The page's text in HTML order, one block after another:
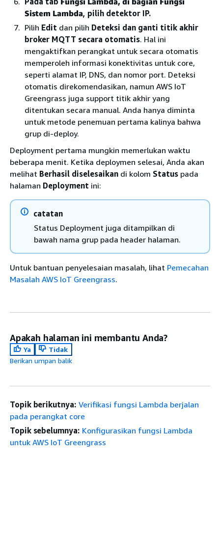
Sistem Lambda, pilih detektor IP.
Pilih Edit dan pilih Deteksi dan ganti titik akhir
broker MQTT secara otomatis. Hal ini
mengaktifkan perangkat untuk secara otomatis
memperoleh informasi konektivitas untuk core,
seperti alamat IP, DNS, dan nomor port. Deteksi
otomatis direkomendasikan, namun AWS IoT
Greengrass juga support titik akhir yang
ditentukan secara manual. Anda hanya diminta
untuk metode penemuan pertama kalinya bahwa
grup di-deploy.
Deployment pertama mungkin memerlukan waktu
beberapa menit. Ketika deploymen selesai, Anda akan
melihat Berhasil diselesaikan di kolom Status pada
halaman Deployment ini:
catatan
Status Deployment juga ditampilkan di
bawah nama grup pada header halaman.
Untuk bantuan penyelesaian masalah, lihat Pemecahan
Masalah AWS IoT Greengrass.
Apakah halaman ini membantu Anda?
Ya
Tidak
Berikan umpan balik
Topik berikutnya: Verifikasi fungsi Lambda berjalan
pada perangkat core
Topik sebelumnya: Konfigurasikan fungsi Lambda
untuk AWS IoT Greengrass